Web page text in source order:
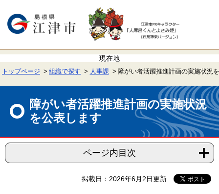
で
ば
本トップページ 組織で探す 人事課 障がい者活躍推進計画の実施状況
障がい者活躍推進計画の実施状況
を公表します
ページ内目次
掲載日：2026年6月2日更新